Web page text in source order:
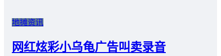
地摊资讯
网红炫彩小乌龟广告叫卖录音